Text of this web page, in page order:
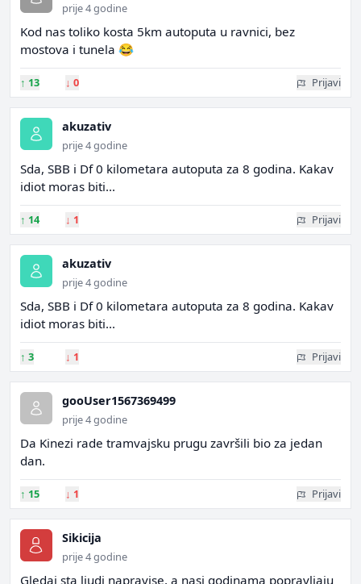
prije 4 godine
Kod nas toliko kosta 5km autoputa u ravnici, bez
mostova i tunela 😂
↑ 13 ↓ 0 Prijavi
akuzativ
prije 4 godine
Sda, SBB i Df 0 kilometara autoputa za 8 godina. Kakav
idiot moras biti...
↑ 14 ↓ 1 Prijavi
akuzativ
prije 4 godine
Sda, SBB i Df 0 kilometara autoputa za 8 godina. Kakav
idiot moras biti...
↑ 3 ↓ 1 Prijavi
gooUser1567369499
prije 4 godine
Da Kinezi rade tramvajsku prugu završili bio za jedan
dan.
↑ 15 ↓ 1 Prijavi
Sikicija
prije 4 godine
Gledaj sta ljudi napravise, a nasi godinama popravljaju